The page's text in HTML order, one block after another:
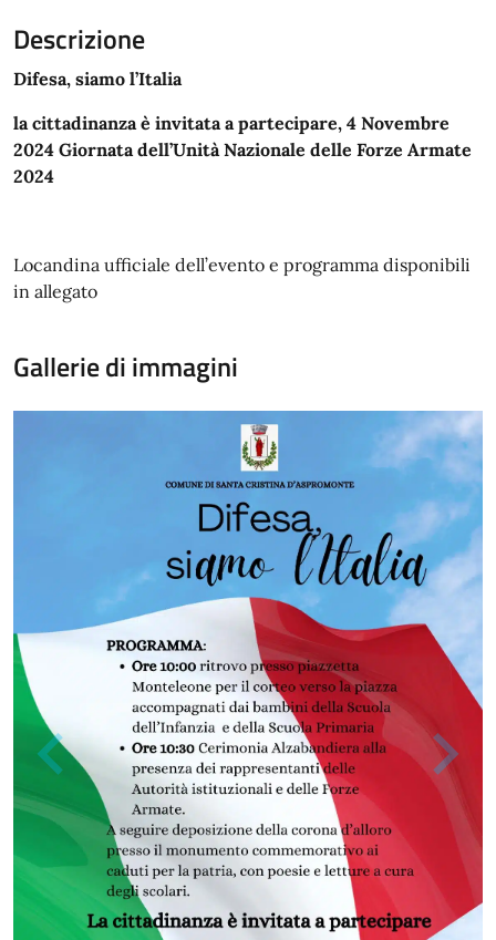
Descrizione
Difesa, siamo l’Italia
la cittadinanza è invitata a partecipare, 4 Novembre
2024 Giornata dell’Unità Nazionale delle Forze Armate
2024
Locandina ufficiale dell’evento e programma disponibili
in allegato
Gallerie di immagini